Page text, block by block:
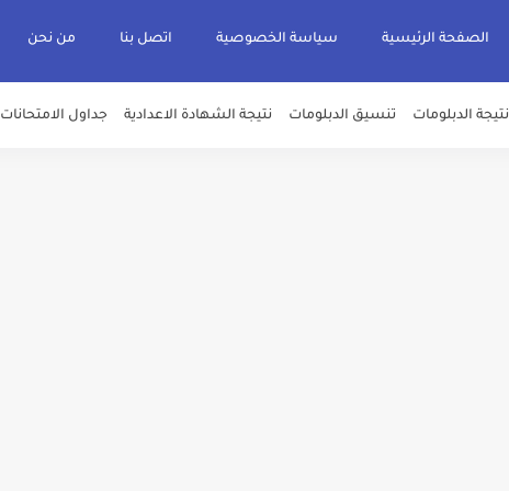
الصفحة الرئيسية سياسة الخصوصية اتصل بنا من نحن
نتيجة الدبلومات تنسيق الدبلومات نتيجة الشهادة الاعدادية جداول الامتحانات